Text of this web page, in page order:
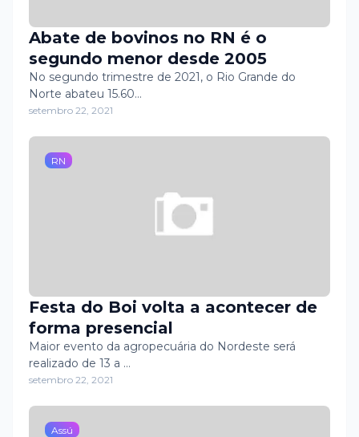
Abate de bovinos no RN é o
segundo menor desde 2005
No segundo trimestre de 2021, o Rio Grande do
Norte abateu 15.60…
setembro 22, 2021
RN
Festa do Boi volta a acontecer de
forma presencial
Maior evento da agropecuária do Nordeste será
realizado de 13 a …
setembro 22, 2021
Assú